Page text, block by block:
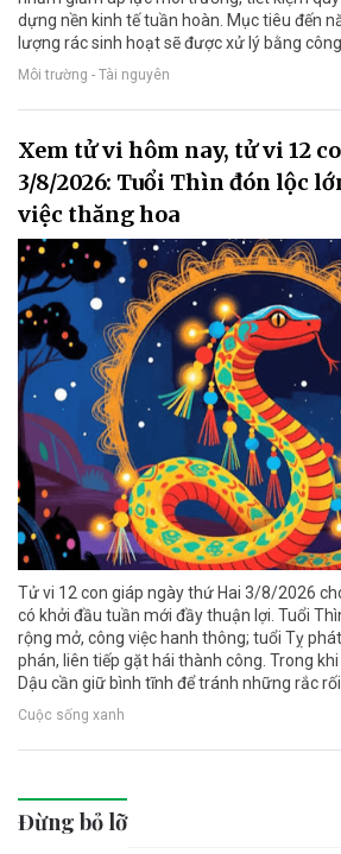
dựng nền kinh tế tuần hoàn. Mục tiêu đến
lượng rác sinh hoạt sẽ được xử lý bằng
Môi trường - Tài nguyên
Xem tử vi hôm nay, tử vi 12
3/8/2026: Tuổi Thìn đón lộc
việc thăng hoa
Tử vi 12 con giáp ngày thứ Hai 3/8/2026
có khởi đầu tuần mới đầy thuận lợi. Tuổi
rộng mở, công việc hanh thông; tuổi Tỵ
phán, liên tiếp gặt hái thành công. Trong
Dậu cần giữ bình tĩnh để tránh những rắc
Cuộc sống xanh
Đừng bỏ lỡ